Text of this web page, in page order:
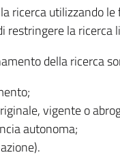
ricerca utilizzando
restringere la
della ricerca
vigente o
autonoma;